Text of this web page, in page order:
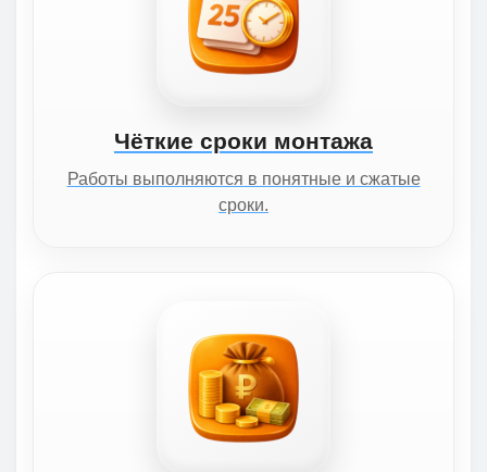
Чёткие сроки монтажа
Работы выполняются в понятные и сжатые
сроки.